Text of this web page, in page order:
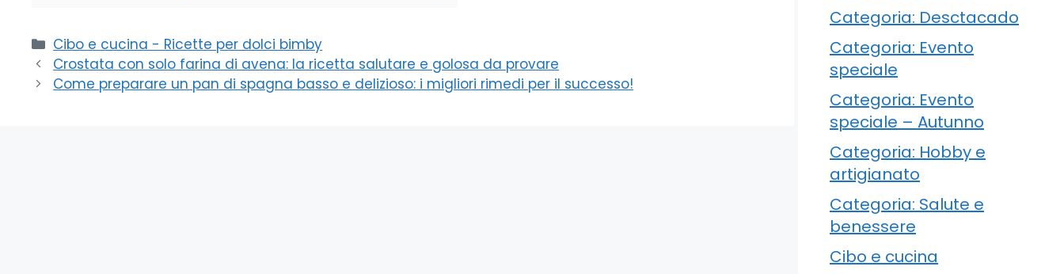
Categorie
Cibo e cucina - Ricette per dolci bimby
Crostata con solo farina di avena: la ricetta salutare e golosa da provare
Come preparare un pan di spagna basso e delizioso: i migliori rimedi per il successo!
Categoria: Desctacado
Categoria: Evento
speciale
Categoria: Evento
speciale – Autunno
Categoria: Hobby e
artigianato
Categoria: Salute e
benessere
Cibo e cucina